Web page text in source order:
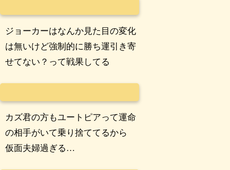
ジョーカーはなんか見た目の変化
は無いけど強制的に勝ち運引き寄
せてない？って戦果してる
カズ君の方もユートピアって運命
の相手がいて乗り捨ててるから
仮面夫婦過ぎる…